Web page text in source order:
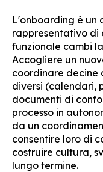
L'onboarding è un
rappresentativo di
funzionale cambi
Accogliere un
coordinare decine
diversi (calendari,
documenti di
processo in
da un
consentire loro di
costruire cultura,
lungo termine.